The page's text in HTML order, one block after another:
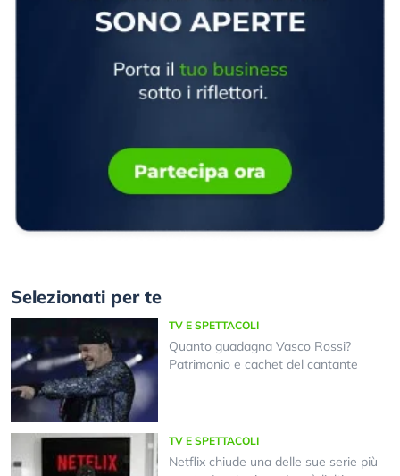
Selezionati per te
TV E SPETTACOLI
Quanto guadagna Vasco Rossi?
Patrimonio e cachet del cantante
TV E SPETTACOLI
Netflix chiude una delle sue serie più